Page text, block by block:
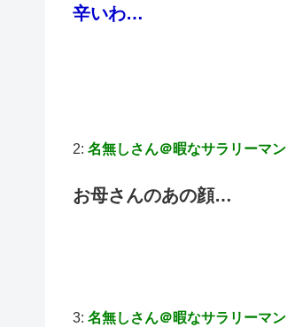
辛いわ…
2: 名無しさん＠暇なサラリーマン
お母さんのあの顔…
3: 名無しさん＠暇なサラリーマン